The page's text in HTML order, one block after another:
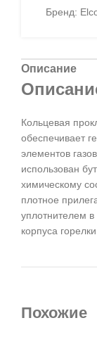
Бренд:
Описание
Кольцевая
обеспечивает
элементов
использован
химическому
плотное
уплотнителем
корпуса горелки.
Похожие